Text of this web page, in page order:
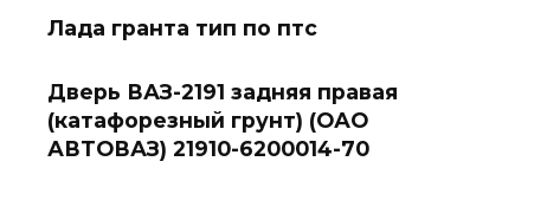
Лада гранта тип по птс
Дверь ВАЗ-2191 задняя правая
(катафорезный грунт) (ОАО
АВТОВАЗ) 21910-6200014-70